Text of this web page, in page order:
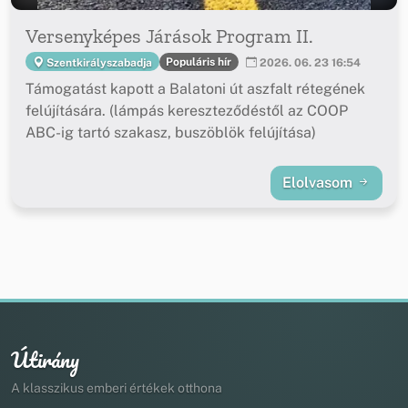
Versenyképes Járások Program II.
Szentkirályszabadja Populáris hír 2026. 06. 23 16:54
Támogatást kapott a Balatoni út aszfalt rétegének
felújítására. (lámpás kereszteződéstől az COOP
ABC-ig tartó szakasz, buszöblök felújítása)
Elolvasom
Útirány
A klasszikus emberi értékek otthona